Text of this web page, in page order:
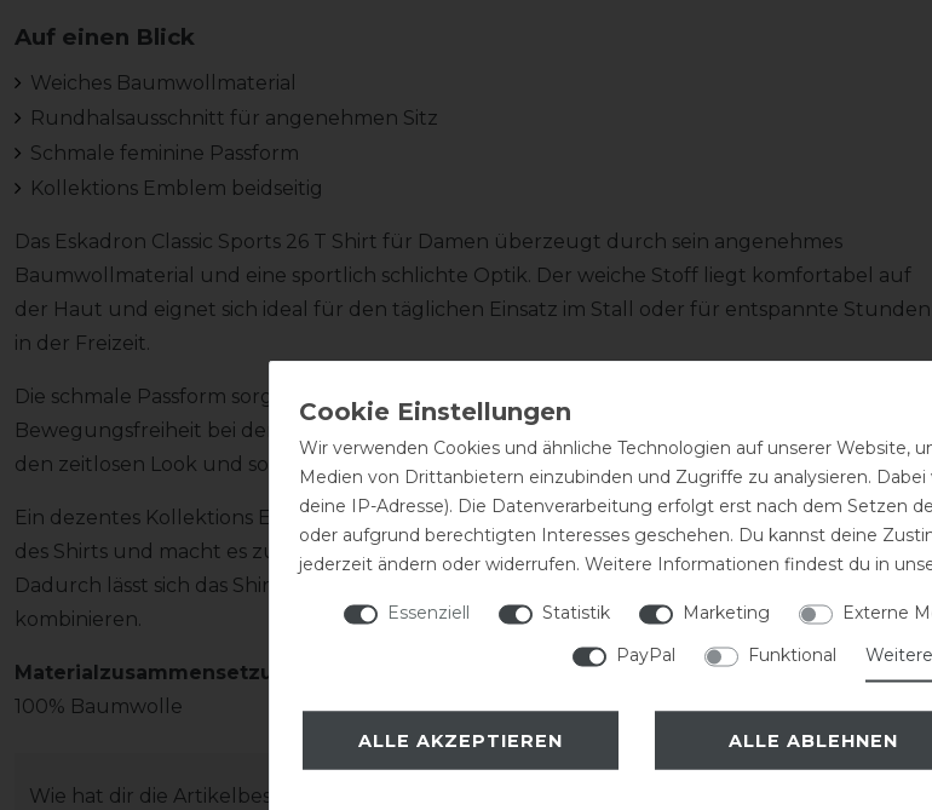
Auf einen Blick
Weiches Baumwollmaterial
Rundhalsausschnitt für angenehmen Sitz
Schmale feminine Passform
Kollektions Emblem beidseitig
Das Eskadron Classic Sports 26 T Shirt für Damen überzeugt durch sein angenehmes
Baumwollmaterial und eine sportlich schlichte Optik. Der weiche Stoff liegt komfortabel auf
der Haut und eignet sich ideal für den täglichen Einsatz im Stall oder für entspannte Stunden
in der Freizeit.
Die schmale Passform sorgt für eine feminine Silhouette und bietet gleichzeitig ausreichend
Bewegungsfreiheit bei der Arbeit mit dem Pferd. Der klassische Rundhalsausschnitt ergänzt
den zeitlosen Look und sorgt für einen angenehmen Sitz.
Ein dezentes Kollektions Emblem auf beiden Seiten unterstreicht den sportlichen Charakter
des Shirts und macht es zu einem passenden Bestandteil der Classic Sports Kollektion.
Dadurch lässt sich das Shirt ideal mit weiterer Reitbekleidung oder Freizeitkleidung
kombinieren.
Materialzusammensetzung
100% Baumwolle
Wie hat dir die Artikelbeschreibung gefallen?
Wir verwenden Cookies und ähnliche Technologien auf unserer Website,
Medien von Drittanbietern einzubinden und Zugriffe zu analysieren.
deine IP-Adresse). Die Datenverarbeitung erfolgt erst nach dem Setzen
oder aufgrund berechtigten Interesses geschehen. Du kannst deine
jederzeit ändern oder widerrufen. Weitere Informationen findest du in
Essenziell Statistik Marketing Externe
PayPal
Funktional
ALLE AKZEPTIEREN ALLE ABLEHNEN